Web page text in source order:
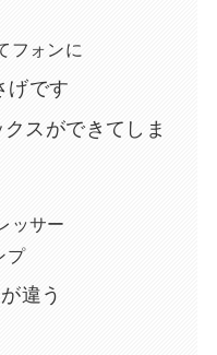
フォンに
げです
スができてしま
ッサー
プ
違う